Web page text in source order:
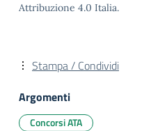
Attribuzione 4.0 Italia.
Stampa / Condividi
Argomenti
Concorsi ATA